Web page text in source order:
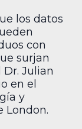
los datos
con
surjan
Dr. Julian
en el
y
London.